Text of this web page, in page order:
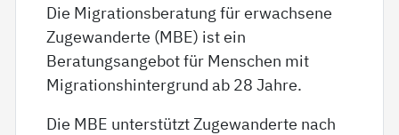
Die Migrationsberatung für erwachsene
Zugewanderte (MBE) ist ein
Beratungsangebot für Menschen mit
Migrationshintergrund ab 28 Jahre.
Die MBE unterstützt Zugewanderte nach